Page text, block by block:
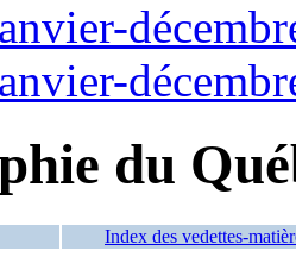
du
Index des vedettes-